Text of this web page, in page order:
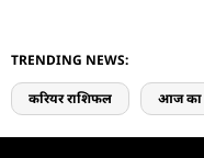
TRENDING NEWS:
करियर राशिफल आज का